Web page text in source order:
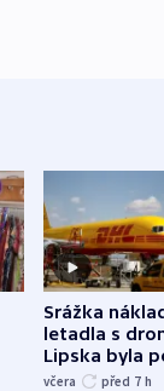
Srážka
letadla s
Lipska byla
německého
včera před 7 h